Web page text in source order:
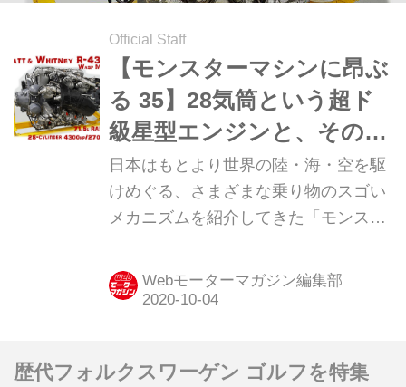
Official Staff
【モンスターマシンに昂ぶ
る 35】28気筒という超ド
級星型エンジンと、その終
焉
日本はもとより世界の陸・海・空を駆
けめぐる、さまざまな乗り物のスゴい
メカニズムを紹介してきた「モンスタ
は、航空機用星型エンジンの最終形と
もいえるプラット ＆ ホイットニー社
Webモーターマガジン編集部
歴代フォルクスワーゲン ゴルフを特集